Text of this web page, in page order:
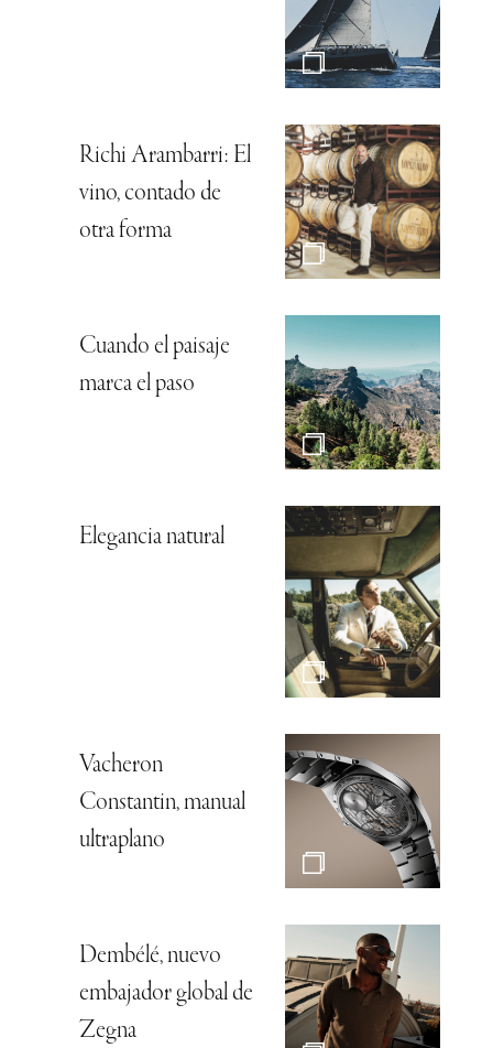
Richi Arambarri: El
vino, contado de
otra forma
Cuando el paisaje
marca el paso
Elegancia natural
Vacheron
Constantin, manual
ultraplano
Dembélé, nuevo
embajador global de
Zegna